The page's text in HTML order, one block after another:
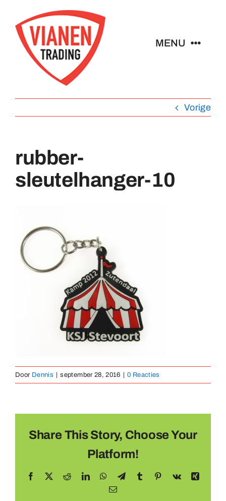
naar
inhoud
MENU
Buttons
Emblemen
Medailles
Vorige
rubber-
sleutelhanger-10
Door Dennis september 28, 2016 0 Reacties
Share This Story, Choose Your
Platform!
Facebook RedditLinkedInWhatsApp
TelegramTumblr Pinterest
Vk
Xing
E-